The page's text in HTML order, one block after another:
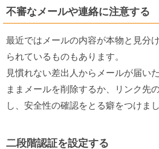
不審なメールや連絡に注意する
最近ではメールの内容が本物と見分
られているものもあります。
見慣れない差出人からメールが届い
ままメールを削除するか、リンク先
し、安全性の確認をとる癖をつけまし
二段階認証を設定する